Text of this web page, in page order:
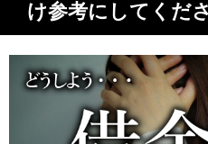
け参考にしてくだ